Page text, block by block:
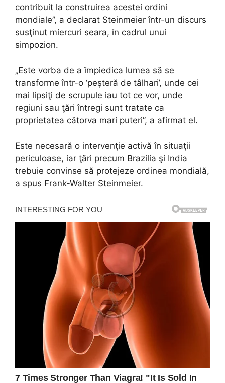
contribuit la construirea acestei ordini
mondiale”, a declarat Steinmeier într-un discurs
susţinut miercuri seara, în cadrul unui
simpozion.
„Este vorba de a împiedica lumea să se
transforme într-o ‘peşteră de tâlhari’, unde cei
mai lipsiţi de scrupule iau tot ce vor, unde
regiuni sau ţări întregi sunt tratate ca
proprietatea câtorva mari puteri”, a afirmat el.
Este necesară o intervenţie activă în situaţii
periculoase, iar ţări precum Brazilia şi India
trebuie convinse să protejeze ordinea mondială,
a spus Frank-Walter Steinmeier.